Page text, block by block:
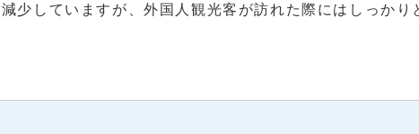
していますが、外国人観光客が訪れた際にはしっかり